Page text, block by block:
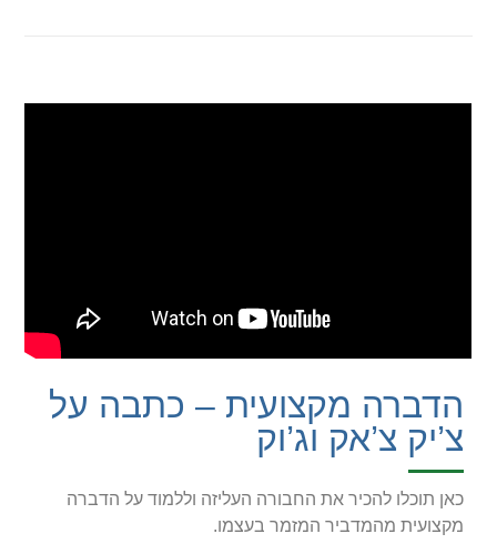
הדברה מקצועית – כתבה על
צ’יק צ’אק וג’וק
כאן תוכלו להכיר את החבורה העליזה וללמוד על הדברה
מקצועית מהמדביר המזמר בעצמו.